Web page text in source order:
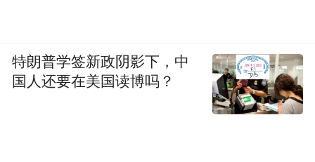
特朗普学签新政阴影下，中
国人还要在美国读博吗？